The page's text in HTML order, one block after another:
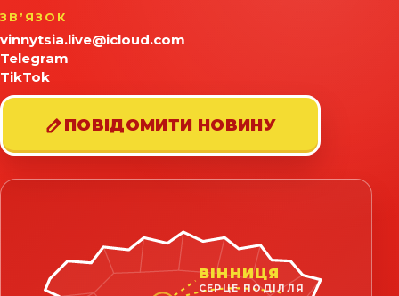
ЗВʼЯЗОК
vinnytsia.live@icloud.com
Telegram
TikTok
ПОВІДОМИТИ НОВИНУ
ВІННИЦЯ
СЕРЦЕ ПОДІЛЛЯ